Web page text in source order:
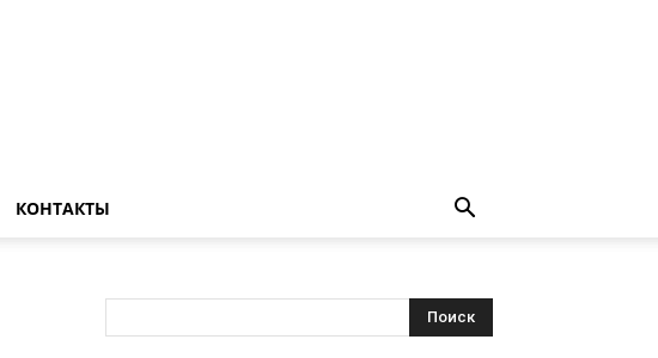
КОНТАКТЫ